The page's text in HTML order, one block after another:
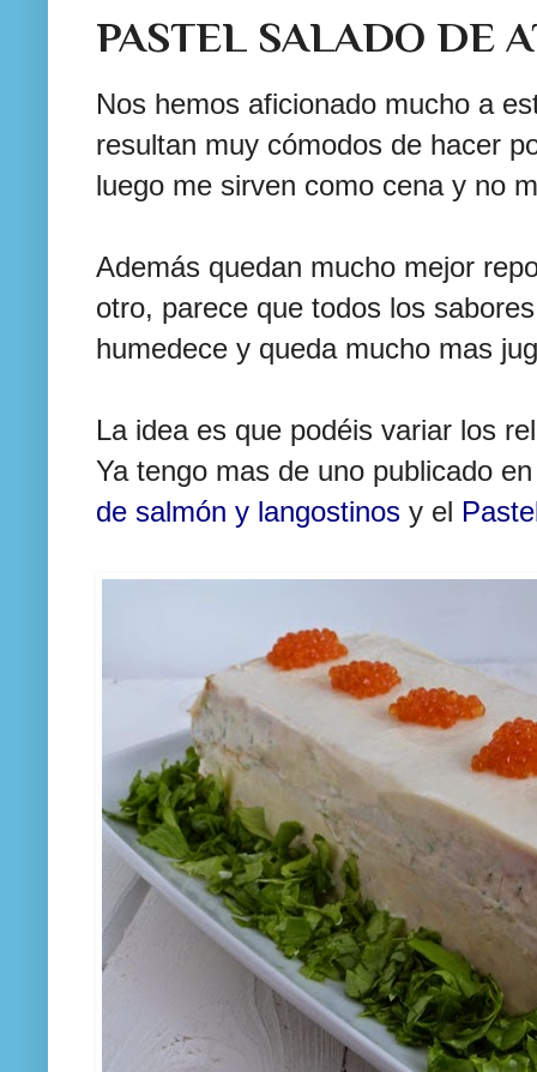
PASTEL SALADO DE
Nos hemos aficionado mucho a
resultan muy cómodos de hacer
luego me sirven como cena y no
Además quedan mucho mejor
otro, parece que todos los
humedece y queda mucho mas
La idea es que podéis variar los
Ya tengo mas de uno publicado
de salmón y langostinos y el